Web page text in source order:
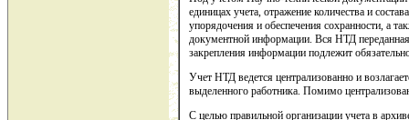
единицах учета, отражение количества и
упорядочения и обеспечения сохранности, а
документной информации. Вся НТД переданная
закрепления информации подлежит
Учет НТД ведется централизованно и
выделенного работника. Помимо
С целью правильной организации учета в